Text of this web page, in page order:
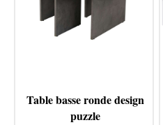
Table basse ronde design
puzzle